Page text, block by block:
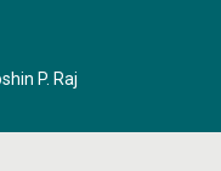
kan
P. Raj